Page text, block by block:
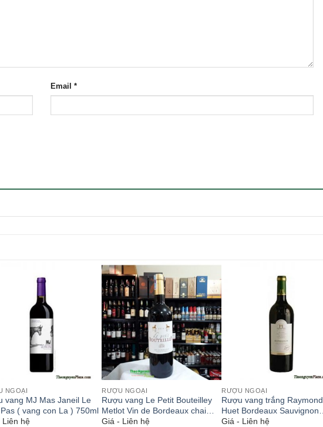
Email *
NGOẠI
vang MJ Mas Janeil Le
( vang con La ) 750ml
Liên hệ
RƯỢU NGOẠI
Rượu vang Le Petit Bouteilley
Metlot Vin de Bordeaux chai
750ml
Giá - Liên hệ
RƯỢU NGOẠI
Rượu vang trắng Raymond
Huet Bordeaux Sauvignon
750ml
Giá - Liên hệ